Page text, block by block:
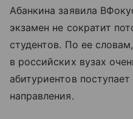
Абанкина заявила
экзамен не сократит
студентов. По ее
в российских вузах
абитуриентов
направления.